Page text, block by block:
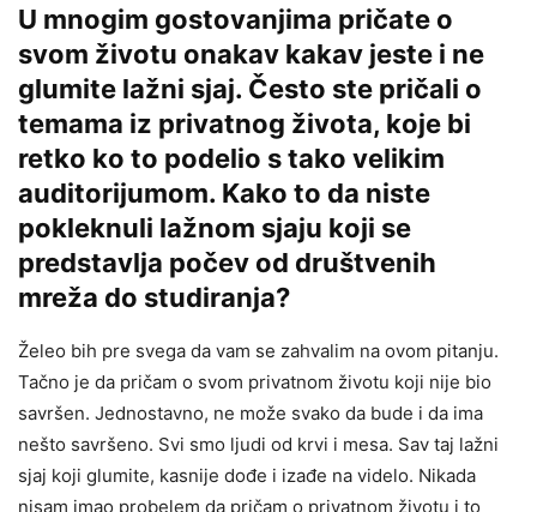
U mnogim gostovanjima pričate o
svom životu onakav kakav jeste i ne
glumite lažni sjaj. Često ste pričali o
temama iz privatnog života, koje bi
retko ko to podelio s tako velikim
auditorijumom. Kako to da niste
pokleknuli lažnom sjaju koji se
predstavlja počev od društvenih
mreža do studiranja?
Želeo bih pre svega da vam se zahvalim na ovom pitanju.
Tačno je da pričam o svom privatnom životu koji nije bio
savršen. Jednostavno, ne može svako da bude i da ima
nešto savršeno. Svi smo ljudi od krvi i mesa. Sav taj lažni
sjaj koji glumite, kasnije dođe i izađe na videlo. Nikada
nisam imao probelem da pričam o privatnom životu i to